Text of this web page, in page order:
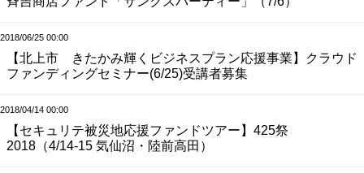
2018/06/25 00:00
【北上市 きたかみ輝くビジネスプラン応援事業】クラウド
ファンディングセミナー(6/25)受講者募集
2018/04/14 00:00
【セキュリテ被災地応援ファンドツアー】425祭
2018（4/14-15 気仙沼・陸前高田）